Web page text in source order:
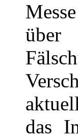
über
das